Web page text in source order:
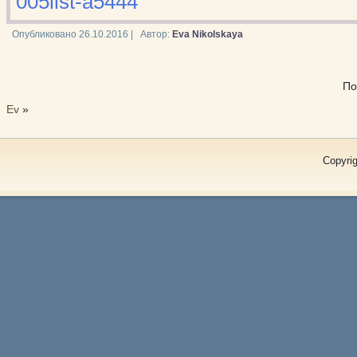
Опубликовано 26.10.2016 Автор: Eva Nikolskaya
Ev »